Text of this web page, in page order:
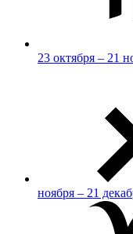
23 октября – 21
ноября – 21